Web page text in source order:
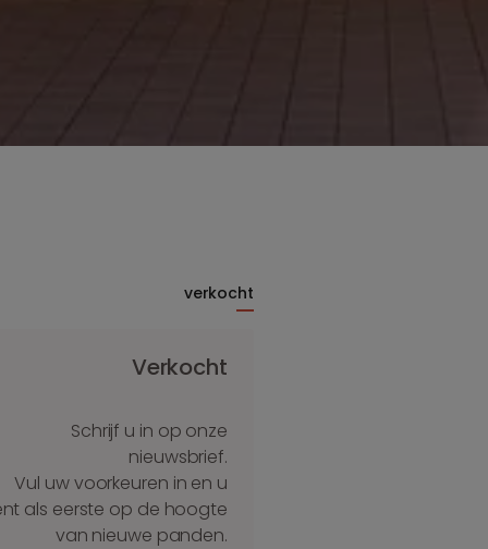
verkocht
Verkocht
Schrijf u in op onze
nieuwsbrief.
Vul uw voorkeuren in en u
als eerste op de hoogte
van nieuwe panden.